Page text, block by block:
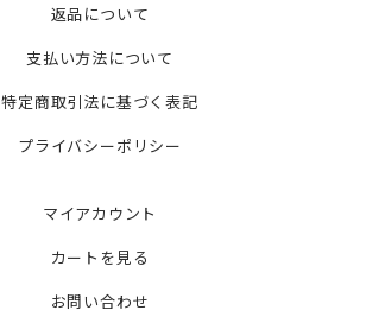
返品について
支払い方法について
特定商取引法に基づく表記
プライバシーポリシー
マイアカウント
カートを見る
お問い合わせ